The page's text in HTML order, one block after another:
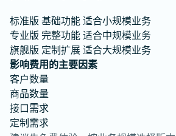
标准版 基础功能适合小规模业务
专业版 完整功能适合中规模业务
旗舰版 定制扩展适合大规模业务
影响费用的主要因素
客户数量
商品数量
接口需求
定制需求